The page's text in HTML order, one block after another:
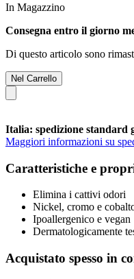
In Magazzino
Consegna entro il giorno
Di questo articolo sono
Nel Carrello
Italia: spedizione standard
Maggiori informazioni su
Caratteristiche e
Elimina i cattivi odori
Nickel, cromo e
Ipoallergenico e vegan
Dermatologicamente
Acquistato spesso in